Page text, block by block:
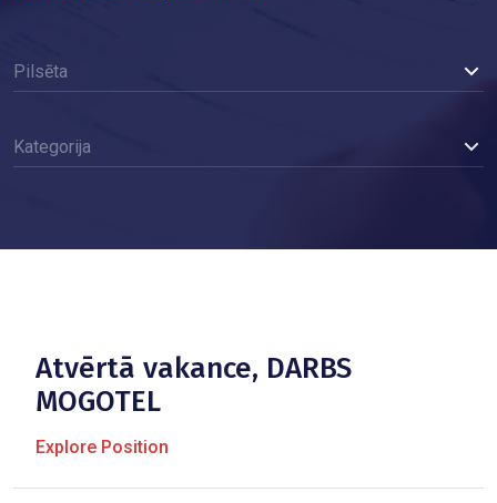
Pilsēta
Kategorija
Atvērtā vakance, DARBS
MOGOTEL
Explore Position